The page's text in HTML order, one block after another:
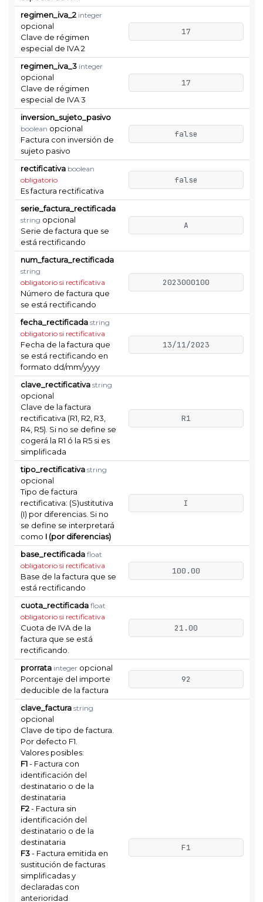
regimen_iva_2 integer
opcional
Clave de régimen
especial de IVA 2
17
regimen_iva_3 integer
opcional
Clave de régimen
especial de IVA 3
17
inversion_sujeto_pasivo
boolean opcional
Factura con inversión de
sujeto pasivo
false
rectificativa boolean
obligatorio
Es factura rectificativa
false
serie_factura_rectificada
string opcional
Serie de factura que se
está rectificando
A
num_factura_rectificada
string
obligatorio si rectificativa
Número de factura que
se está rectificando
2023000100
fecha_rectificada string
obligatorio si rectificativa
Fecha de la factura que
se está rectificando en
formato dd/mm/yyyy
13/11/2023
clave_rectificativa string
opcional
Clave de la factura
rectificativa (R1, R2, R3,
R4, R5). Si no se define se
cogerá la R1 ó la R5 si es
simplificada
R1
tipo_rectificativa string
opcional
Tipo de factura
rectificativa: (S)ustitutiva
(I) por diferencias. Si no
se define se interpretará
como I (por diferencias)
I
base_rectificada float
obligatorio si rectificativa
Base de la factura que se
está rectificando
100.00
cuota_rectificada float
obligatorio si rectificativa
Cuota de IVA de la
factura que se está
rectificando.
21.00
prorrata integer opcional
Porcentaje del importe
deducible de la factura
92
clave_factura string
opcional
Clave de tipo de factura.
Por defecto F1.
Valores posibles:
F1- Factura con
identificación del
destinatario o de la
destinataria
F2- Factura sin
identificación del
destinatario o de la
destinataria
F3- Factura emitida en
sustitución de facturas
simplificadas y
declaradas con
anterioridad
F1